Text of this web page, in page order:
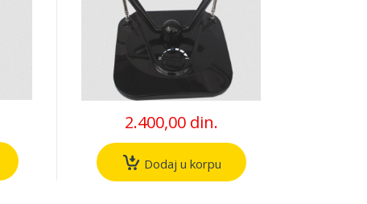
2.400,00 din.
Dodaj u korpu